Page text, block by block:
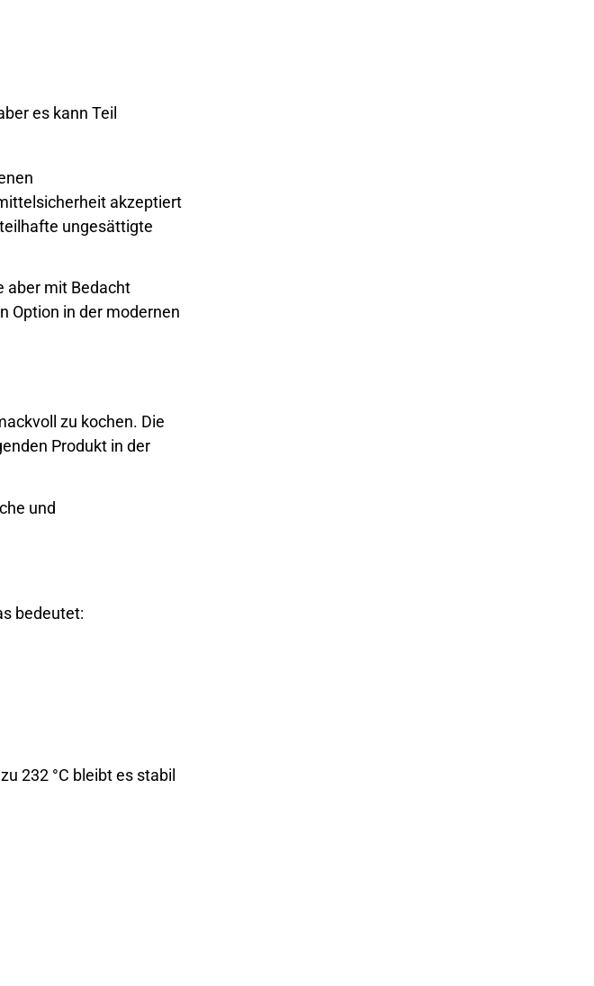
es kann Teil
akzeptiert
ungesättigte
aber mit Bedacht
Option in der modernen
zu kochen. Die
Produkt in der
und
bedeutet:
232 °C bleibt es stabil